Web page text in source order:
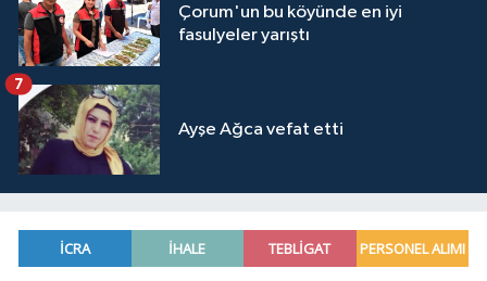
Çorum'un bu köyünde en iyi
fasulyeler yarıştı
Ayşe Ağca vefat etti
7